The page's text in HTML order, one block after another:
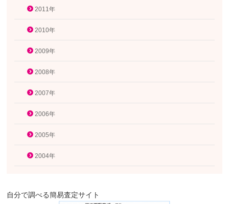
2011年
2010年
2009年
2008年
2007年
2006年
2005年
2004年
自分で調べる簡易査定サイト